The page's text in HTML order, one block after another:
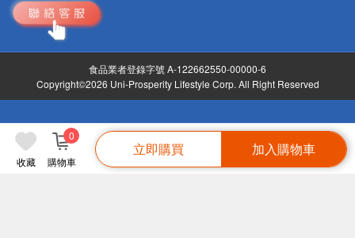
收藏 購物車
0
立即購買 加入購物車
食品業者登錄字號 A-122662550-00000-6
Copyright©2026 Uni-Prosperity Lifestyle Corp. All Right Reserved